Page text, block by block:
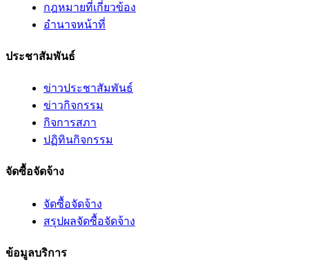
กฎหมายที่เกี่ยวข้อง
อํานาจหน้าที่
ประชาสัมพันธ์
ข่าวประชาสัมพันธ์
ข่าวกิจกรรม
กิจการสภา
ปฏิทินกิจกรรม
จัดซื้อจัดจ้าง
จัดซื้อจัดจ้าง
สรุปผลจัดซื้อจัดจ้าง
ข้อมูลบริการ